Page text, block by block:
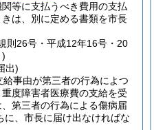
等に支払うべき費用の支払
は、別に定める書類を市長
則26号・平成12年16号・20
出)
事由が第三者の行為によつ
度障害者医療費の支給を受
第三者の行為による傷病届
に、市長に届け出なければな